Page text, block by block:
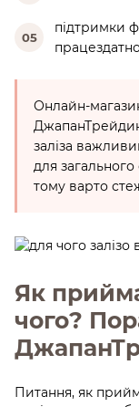
05
підтримки
Онлайн-
заліза
для загального
тому варто
Як
чого?
Питання, як